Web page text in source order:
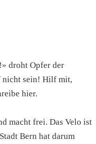
droht Opfer der
nicht sein! Hilf mit,
hier.
macht frei. Das Velo ist
Bern hat darum